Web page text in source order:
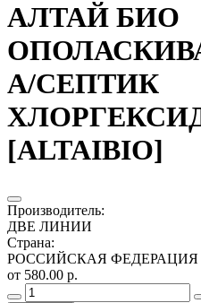
АЛТАЙ БИО
А/СЕПТИК
[ALTAIBIO]
Производитель:
ДВЕ ЛИНИИ
Страна:
РОССИЙСКАЯ ФЕДЕРАЦИЯ
от 580.00 р.